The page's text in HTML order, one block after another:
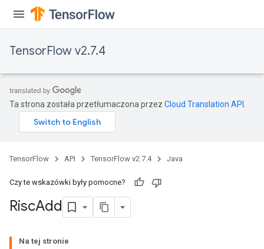
TensorFlow v2.7.4
Ta strona została przetłumaczona przez Cloud Translation API
TensorFlow API TensorFlow v2.7.4 Java
Czy te wskazówki były pomocne?
RiscAdd
Na tej stronie